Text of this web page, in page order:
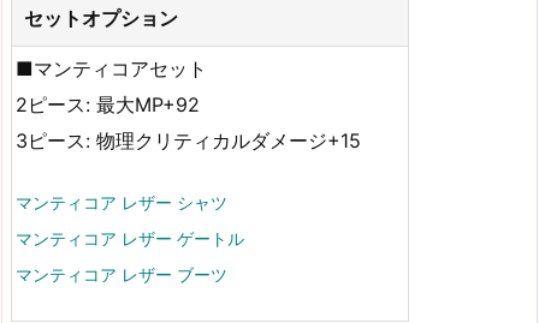
セットオプション
■マンティコアセット
2ピース: 最大MP+92
3ピース: 物理クリティカルダメージ+15
マンティコア レザー シャツ
マンティコア レザー ゲートル
マンティコア レザー ブーツ